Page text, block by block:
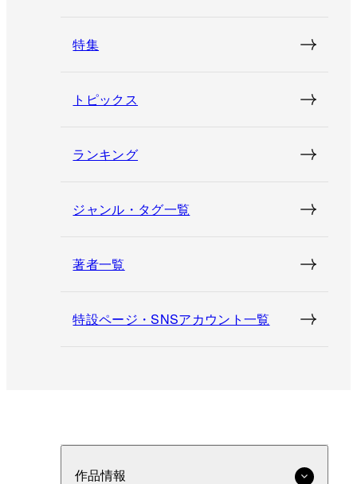
特集
トピックス
ランキング
ジャンル・タグ一覧
著者一覧
特設ページ・SNSアカウント一覧
作品情報